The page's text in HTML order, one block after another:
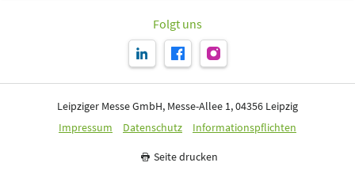
Folgt uns
Leipziger Messe GmbH, Messe-Allee 1, 04356 Leipzig
Impressum
Datenschutz Informationspflichten
Seite drucken